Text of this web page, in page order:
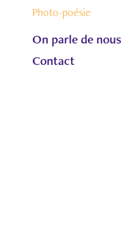
Photo-poésie
On parle de nous
Contact